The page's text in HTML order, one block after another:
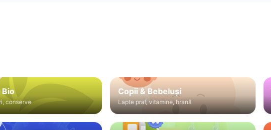
conserve
Copii & Bebeluși
Lapte praf, vitamine, hrană